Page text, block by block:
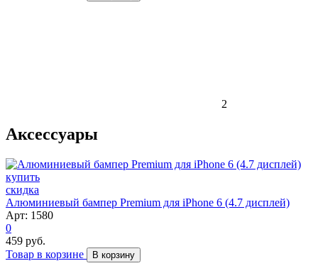
2
Аксессуары
скидка
Алюминиевый бампер Premium для iPhone 6 (4.7 дисплей)
Арт: 1580
0
459 руб.
Товар в корзине
В корзину